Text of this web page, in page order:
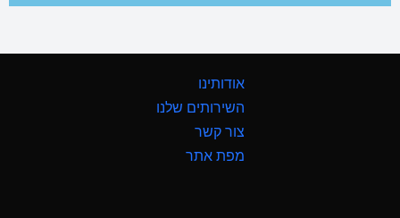
אודותינו
השירותים שלנו
צור קשר
מפת אתר